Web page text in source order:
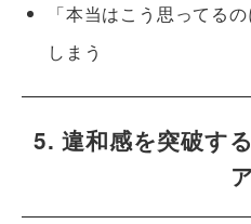
「本当はこう思ってる
しまう
5. 違和感を突破す